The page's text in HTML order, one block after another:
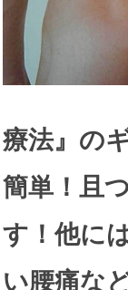
療法』の
簡単！且
す！他に
い腰痛な